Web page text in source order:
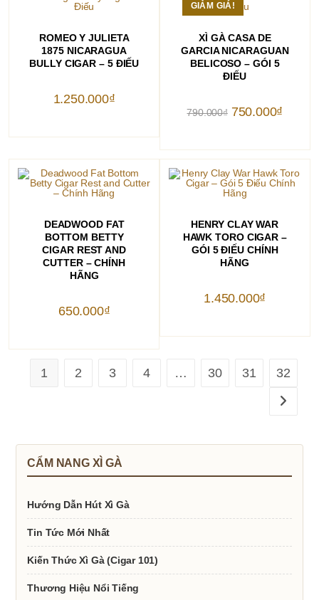
ROMEO Y JULIETA
1875 NICARAGUA
BULLY CIGAR – 5 ĐIẾU
1.250.000₫
GIẢM GIÁ!
THÊM VÀO GIỎ HÀNG
XÌ GÀ CASA DE
GARCIA NICARAGUAN
BELICOSO – GÓI 5
ĐIẾU
790.000₫ Giá
gốc
750.000₫
DEADWOOD FAT
BOTTOM BETTY
CIGAR REST AND
CUTTER – CHÍNH
HÃNG
650.000₫
HENRY CLAY WAR
HAWK TORO CIGAR –
GÓI 5 ĐIẾU CHÍNH
HÃNG
1.450.000₫
1 2 3 4 … 30 31 32
CẨM NANG XÌ GÀ
Hướng Dẫn Hút Xì Gà
Tin Tức Mới Nhất
Kiến Thức Xì Gà (Cigar 101)
Thương Hiệu Nổi Tiếng